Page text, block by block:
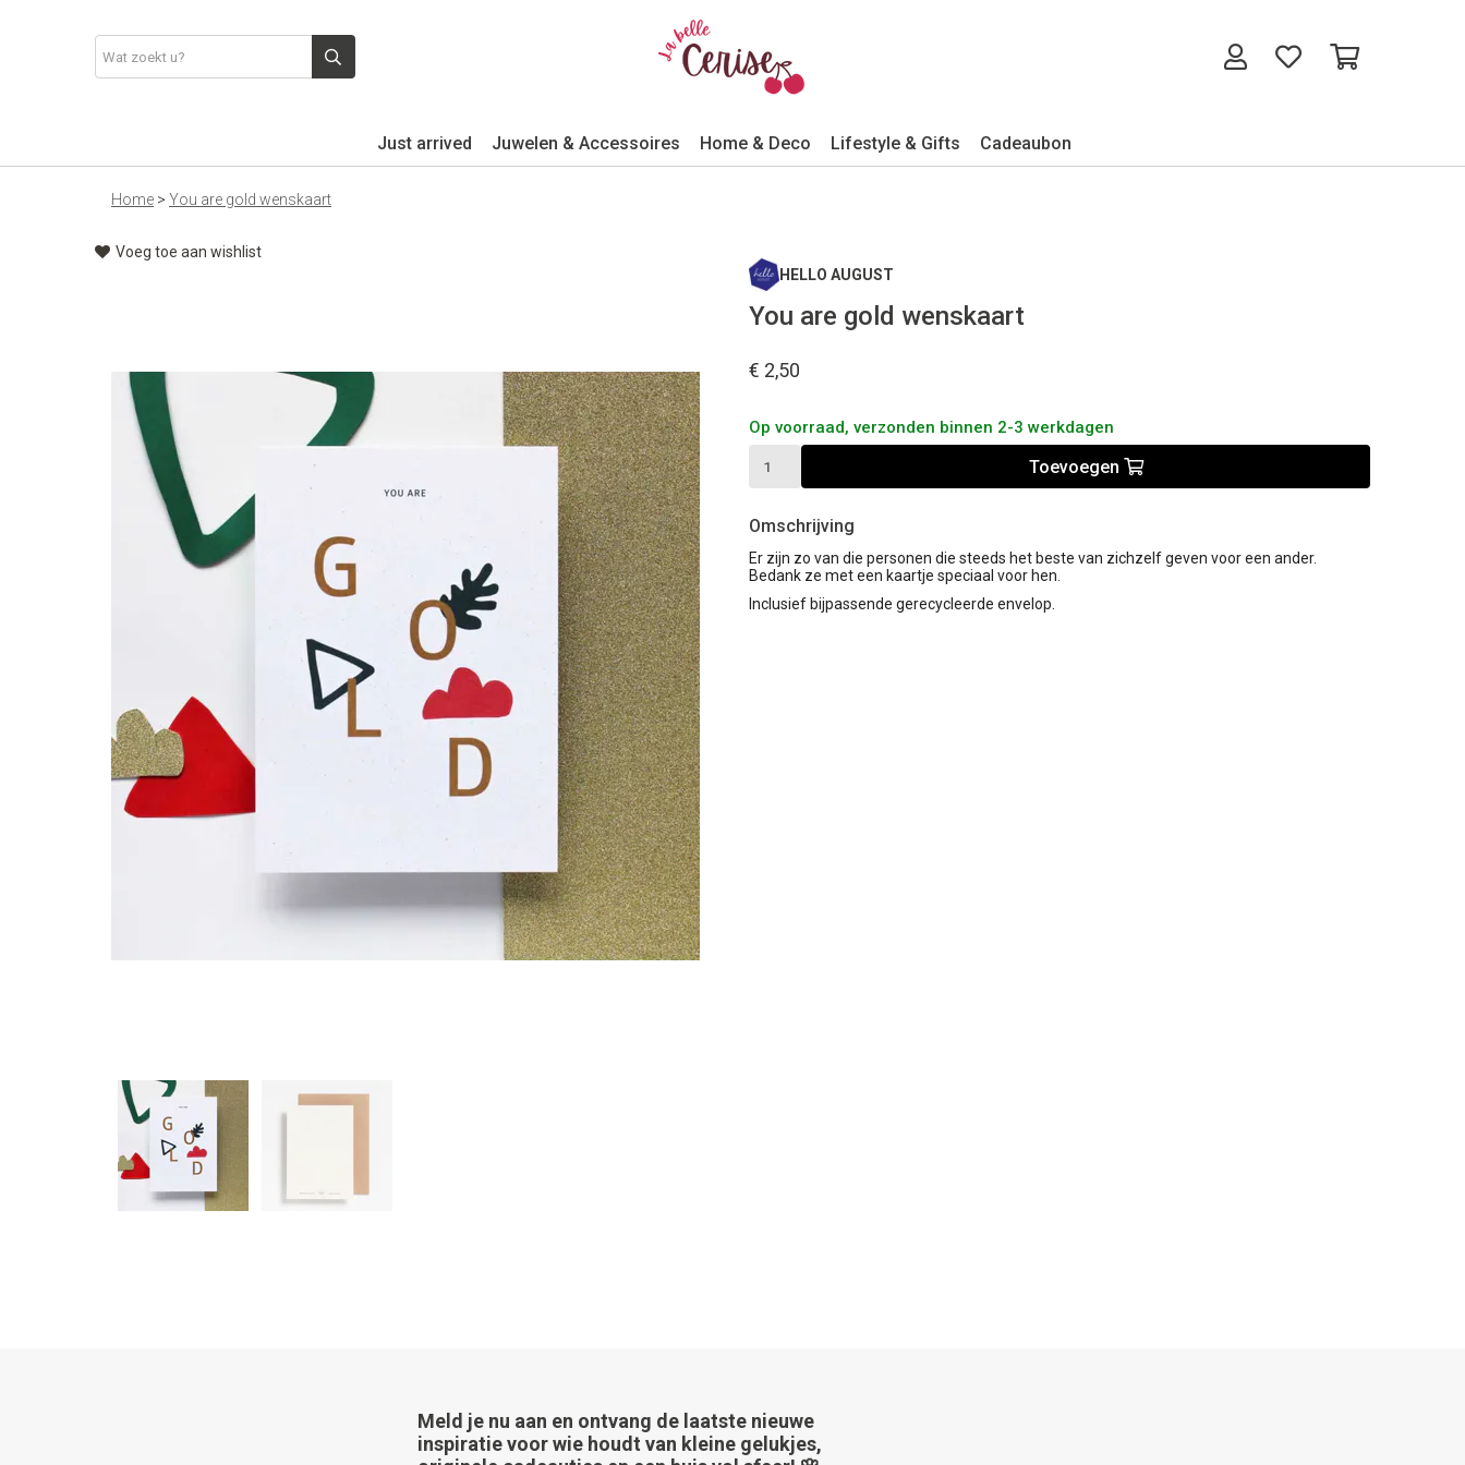
Just arrived Juwelen & Accessoires Home & Deco Lifestyle & Gifts Cadeaubon
Home > You are gold wenskaart
Voeg toe aan wishlist
HELLO AUGUST
You are gold wenskaart
€ 2,50
Op voorraad, verzonden binnen 2-3 werkdagen
Toevoegen
Omschrijving
Er zijn zo van die personen die steeds het beste van zichzelf geven voor een ander.
Bedank ze met een kaartje speciaal voor hen.
Inclusief bijpassende gerecycleerde envelop.
Meld je nu aan en ontvang de laatste nieuwe
inspiratie voor wie houdt van kleine gelukjes,